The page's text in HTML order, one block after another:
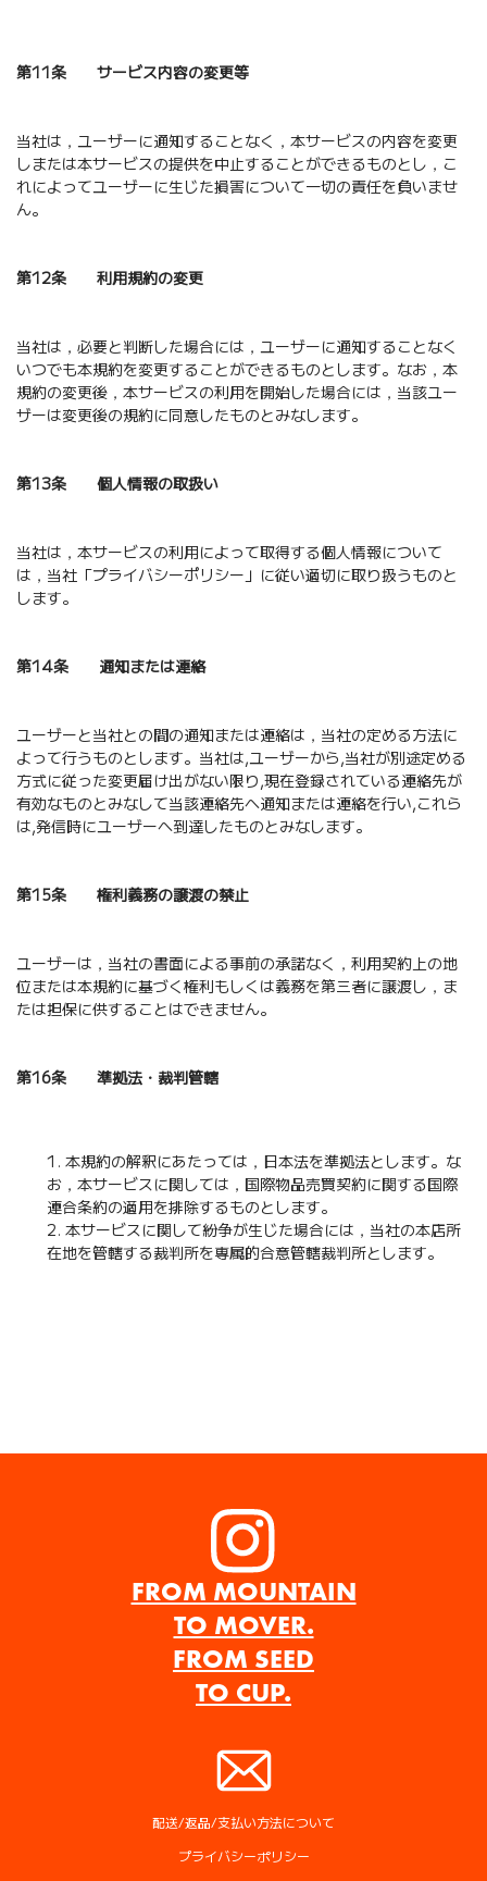
第11条 サービス内容の変更等
当社は，ユーザーに通知することなく，本サービスの内容を変更
しまたは本サービスの提供を中止することができるものとし，こ
れによってユーザーに生じた損害について一切の責任を負いませ
ん。
第12条 利用規約の変更
当社は，必要と判断した場合には，ユーザーに通知することなく
いつでも本規約を変更することができるものとします。なお，本
規約の変更後，本サービスの利用を開始した場合には，当該ユー
ザーは変更後の規約に同意したものとみなします。
第13条 個人情報の取扱い
当社は，本サービスの利用によって取得する個人情報について
は，当社「プライバシーポリシー」に従い適切に取り扱うものと
します。
第14条 通知または連絡
ユーザーと当社との間の通知または連絡は，当社の定める方法に
よって行うものとします。当社は,ユーザーから,当社が別途定める
方式に従った変更届け出がない限り,現在登録されている連絡先が
有効なものとみなして当該連絡先へ通知または連絡を行い,これら
は,発信時にユーザーへ到達したものとみなします。
第15条 権利義務の譲渡の禁止
ユーザーは，当社の書面による事前の承諾なく，利用契約上の地
位または本規約に基づく権利もしくは義務を第三者に譲渡し，ま
たは担保に供することはできません。
第16条 準拠法・裁判管轄
本規約の解釈にあたっては，日本法を準拠法とします。な
お，本サービスに関しては，国際物品売買契約に関する国際
連合条約の適用を排除するものとします。
本サービスに関して紛争が生じた場合には，当社の本店所
在地を管轄する裁判所を専属的合意管轄裁判所とします。
Instagram
FROM MOUNTAIN
TO MOVER.
FROM SEED
TO CUP.
配送/返品/支払い方法について
プライバシーポリシー